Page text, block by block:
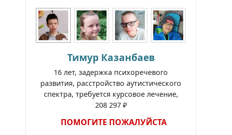
Тимур Казанбаев
16 лет, задержка психоречевого
развития, расстройство аутистического
спектра, требуется курсовое лечение,
208 297 ₽
ПОМОГИТЕ ПОЖАЛУЙСТА